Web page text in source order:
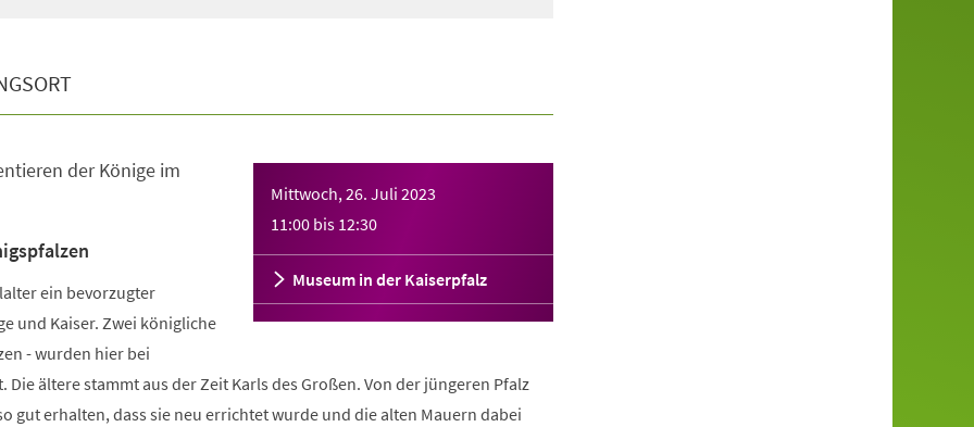
Mittwoch, 26. Juli 2023
11:00 bis 12:30
Museum in der Kaiserpfalz
der Könige im
ein bevorzugter
und Kaiser. Zwei königliche
- wurden hier bei
Die ältere stammt aus der Zeit Karls des Großen. Von der jüngeren Pfalz
gut erhalten, dass sie neu errichtet wurde und die alten Mauern dabei